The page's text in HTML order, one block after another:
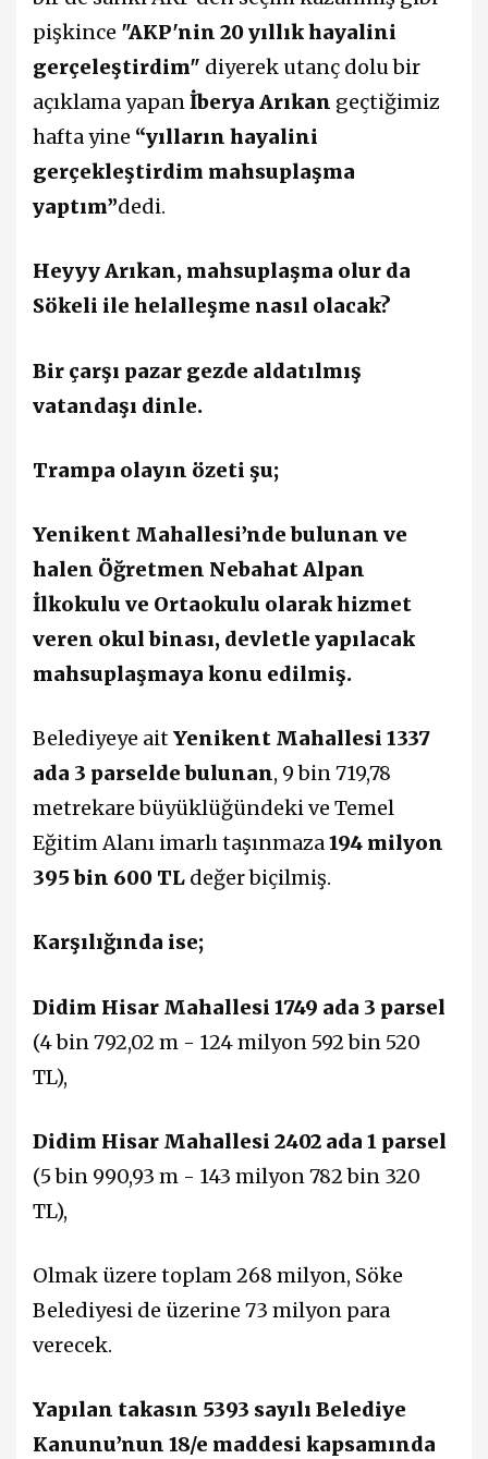
pişkince "AKP'nin 20 yıllık hayalini
gerçeleştirdim" diyerek utanç dolu bir
açıklama yapanİberya Arıkan geçtiğimiz
hafta yine “yılların hayalini
gerçekleştirdim mahsuplaşma
yaptım”dedi.
Heyyy Arıkan, mahsuplaşma olur da
Sökeli ile helalleşme nasıl olacak?
Bir çarşı pazar gezde aldatılmış
vatandaşı dinle.
Trampa olayın özeti şu;
Yenikent Mahallesi’nde bulunan ve
halen Öğretmen Nebahat Alpan
İlkokulu ve Ortaokulu olarak hizmet
veren okul binası, devletle yapılacak
mahsuplaşmaya konu edilmiş.
Belediyeye aitYenikent Mahallesi 1337
ada 3 parselde bulunan, 9 bin 719,78
metrekare büyüklüğündeki ve Temel
Eğitim Alanı imarlı taşınmaza194 milyon
395 bin 600 TL değer biçilmiş.
Karşılığında ise;
Didim Hisar Mahallesi 1749 ada 3 parsel
(4 bin 792,02 m - 124 milyon 592 bin 520
TL),
Didim Hisar Mahallesi 2402 ada 1 parsel
(5 bin 990,93 m - 143 milyon 782 bin 320
TL),
Olmak üzere toplam 268 milyon, Söke
Belediyesi de üzerine 73 milyon para
verecek.
Yapılan takasın 5393 sayılı Belediye
Kanunu’nun 18/e maddesi kapsamında